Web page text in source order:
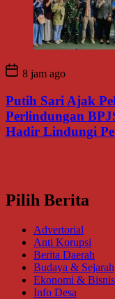
8 jam ago
Putih Sari Ajak
Perlindungan
Hadir Lindungi
Pilih Berita
Advertorial
Anti Korupsi
Berita Daerah
Budaya & Sejarah
Ekonomi & Bisnis
Info Desa